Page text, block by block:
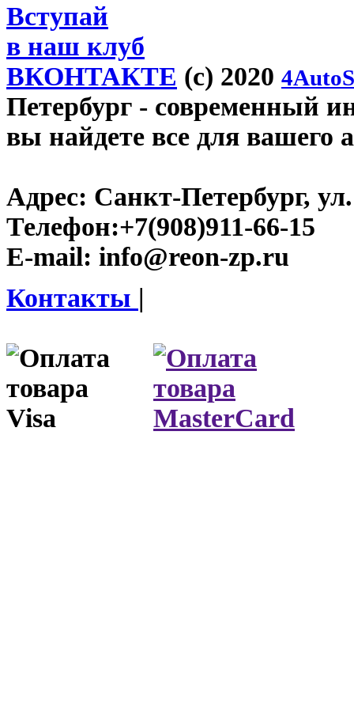
Вступай
в наш клуб
ВКОНТАКТЕ (c) 2020
Петербург - современный
вы найдете все для вашего
Адрес: Санкт-Петербург,
Телефон:+7(908)911-66-15
E-mail: info@reon-zp.ru
Контакты |